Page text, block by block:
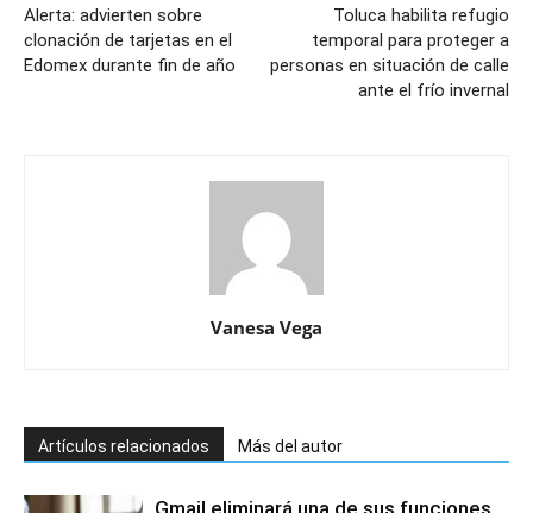
Alerta: advierten sobre
clonación de tarjetas en el
Edomex durante fin de año
Toluca habilita refugio
temporal para proteger a
personas en situación de calle
ante el frío invernal
Vanesa Vega
Artículos relacionados Más del autor